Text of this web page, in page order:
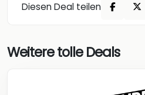
Diesen Deal teilen
Weitere tolle Deals